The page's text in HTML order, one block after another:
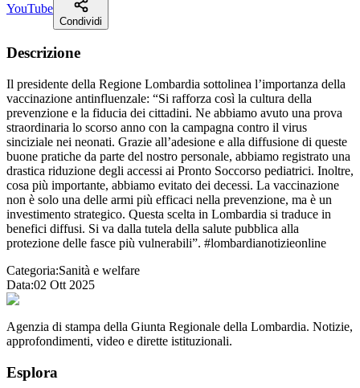
YouTube
Condividi
Descrizione
Il presidente della Regione Lombardia sottolinea l’importanza della
vaccinazione antinfluenzale: “Si rafforza così la cultura della
prevenzione e la fiducia dei cittadini. Ne abbiamo avuto una prova
straordinaria lo scorso anno con la campagna contro il virus
sinciziale nei neonati. Grazie all’adesione e alla diffusione di queste
buone pratiche da parte del nostro personale, abbiamo registrato una
drastica riduzione degli accessi ai Pronto Soccorso pediatrici. Inoltre,
cosa più importante, abbiamo evitato dei decessi. La vaccinazione
non è solo una delle armi più efficaci nella prevenzione, ma è un
investimento strategico. Questa scelta in Lombardia si traduce in
benefici diffusi. Si va dalla tutela della salute pubblica alla
protezione delle fasce più vulnerabili”. #lombardianotizieonline
Categoria:Sanità e welfare
Data:02 Ott 2025
Agenzia di stampa della Giunta Regionale della Lombardia. Notizie,
approfondimenti, video e dirette istituzionali.
Esplora